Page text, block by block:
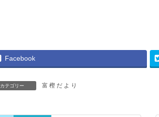
Facebook
カテゴリー 富 樫 だ よ り